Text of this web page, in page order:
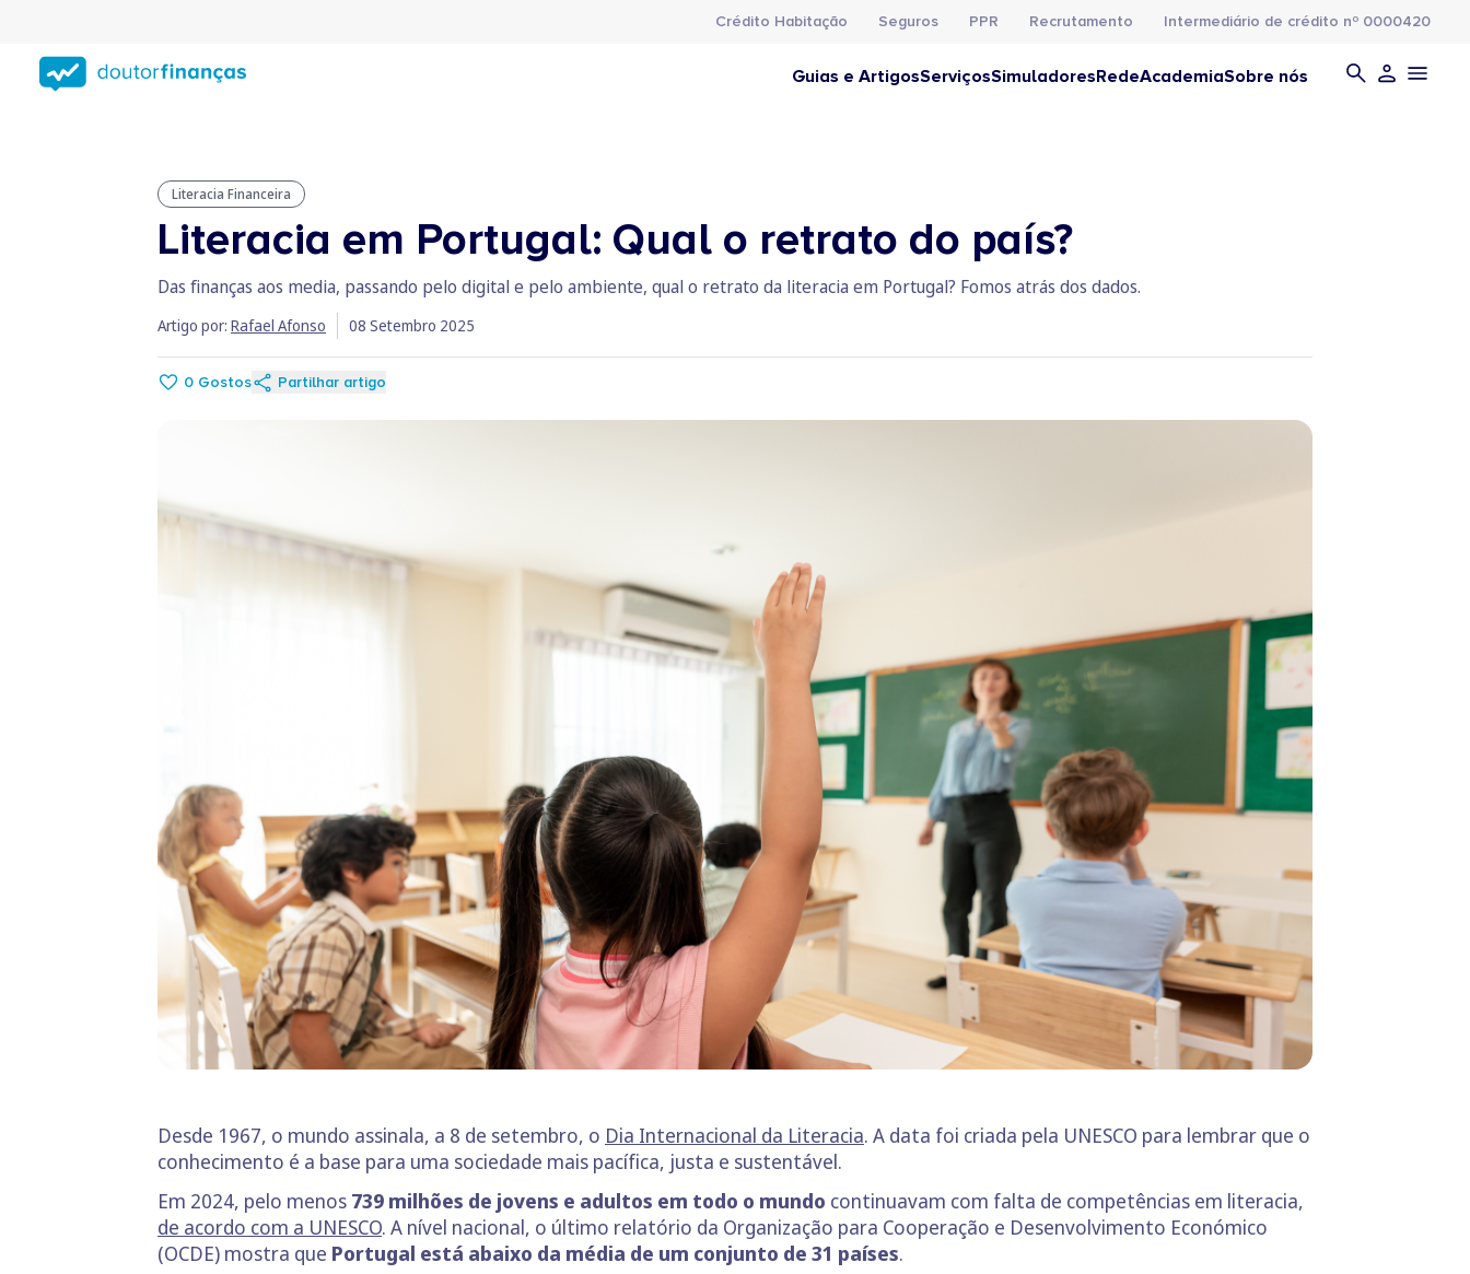
conteúdo
principal
Crédito Habitação Seguros PPR Recrutamento Intermediário de crédito nº 0000420
Guias e ArtigosServiçosSimuladoresRedeAcademiaSobre nós
Literacia Financeira
Literacia em Portugal: Qual o retrato do país?
Das finanças aos media, passando pelo digital e pelo ambiente, qual o retrato da literacia em Portugal? Fomos atrás dos dados.
Artigo por: Rafael Afonso 08 Setembro 2025
0 Gostos Partilhar artigo
Desde 1967, o mundo assinala, a 8 de setembro, o Dia Internacional da Literacia. A data foi criada pela UNESCO para lembrar que o
conhecimento é a base para uma sociedade mais pacífica, justa e sustentável.
Em 2024, pelo menos 739 milhões de jovens e adultos em todo o mundo continuavam com falta de competências em literacia,
de acordo com a UNESCO. A nível nacional, o último relatório da Organização para Cooperação e Desenvolvimento Económico
(OCDE) mostra que Portugal está abaixo da média de um conjunto de 31 países.